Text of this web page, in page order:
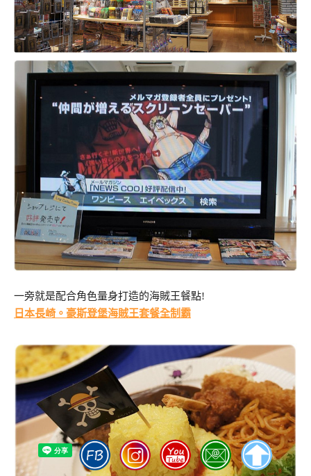
一旁就是配合角色量身打造的海賊王餐點!
日本長崎。豪斯登堡海賊王套餐全制霸